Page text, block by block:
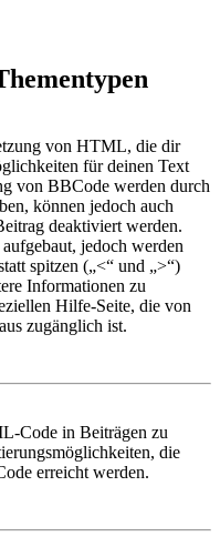
von HTML, die dir
für deinen Text
von BBCode werden durch
können jedoch auch
deaktiviert werden.
jedoch werden
spitzen („<“ und „>“)
Informationen zu
Hilfe-Seite, die von
zugänglich ist.
Code in Beiträgen zu
die
erreicht werden.